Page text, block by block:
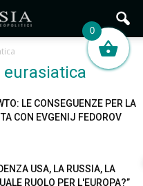
eurasiatica
LE CONSEGUENZE PER LA
CON EVGENIJ FEDOROV
USA, LA RUSSIA, LA
RUOLO PER L'EUROPA?”
0